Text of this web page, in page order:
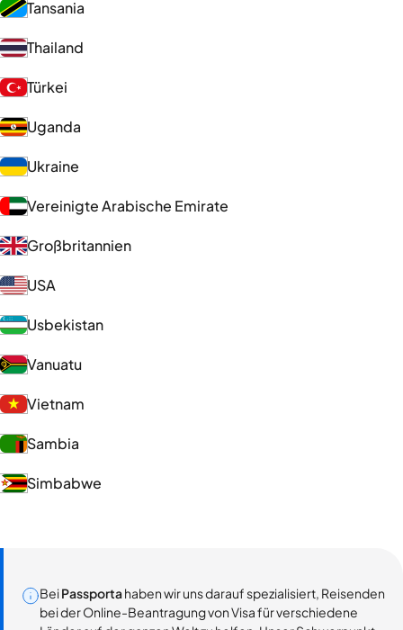
Tansania
Thailand
Türkei
Uganda
Ukraine
Vereinigte Arabische Emirate
Großbritannien
USA
Usbekistan
Vanuatu
Vietnam
Sambia
Simbabwe
BeiPassportahaben wir uns darauf spezialisiert, Reisenden
bei der Online-Beantragung von Visa für verschiedene